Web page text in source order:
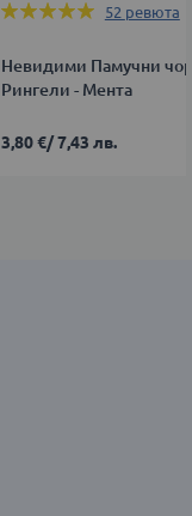
Оценка:
52 ревюта
Невидими Памучни
Рингели - Мента
3,80 €/7,43 лв.